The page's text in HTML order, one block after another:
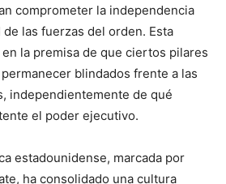
comprometer la independencia
las fuerzas del orden. Esta
la premisa de que ciertos pilares
blindados frente a las
independientemente de qué
el poder ejecutivo.
estadounidense, marcada por
ha consolidado una cultura